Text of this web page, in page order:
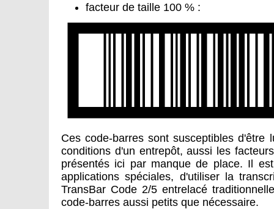
facteur de taille 100 % :
Ces code-barres sont susceptibles d'être
conditions d'un entrepôt, aussi les
présentés ici par manque de place. Il
applications spéciales, d'utiliser la
TransBar Code 2/5 entrelacé
code-barres aussi petits que nécessaire.